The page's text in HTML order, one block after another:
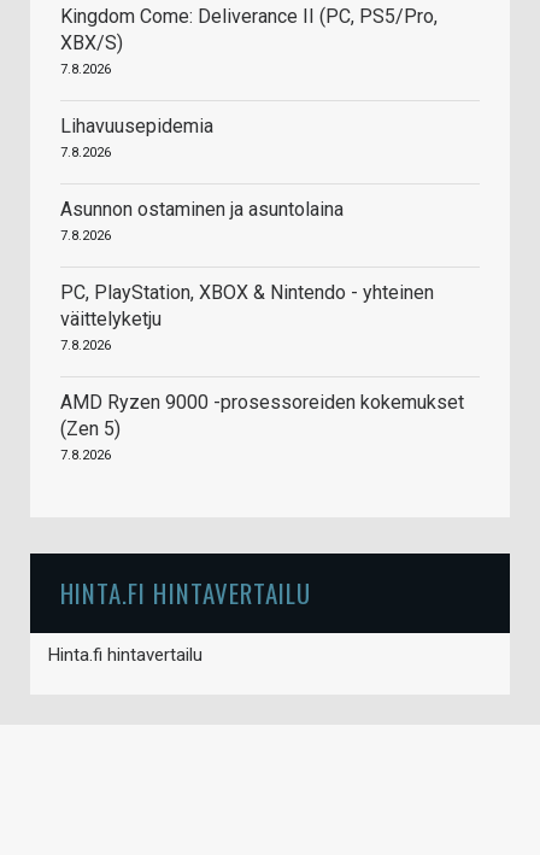
Kingdom Come: Deliverance II (PC, PS5/Pro,
XBX/S)
7.8.2026
Lihavuusepidemia
7.8.2026
Asunnon ostaminen ja asuntolaina
7.8.2026
PC, PlayStation, XBOX & Nintendo - yhteinen
väittelyketju
7.8.2026
AMD Ryzen 9000 -prosessoreiden kokemukset
(Zen 5)
7.8.2026
HINTA.FI HINTAVERTAILU
Hinta.fi hintavertailu